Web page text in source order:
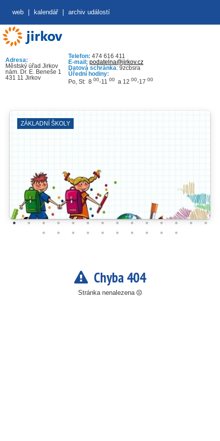
web kalendář archiv událostí
Adresa:
Městský úřad Jirkov
nám. Dr. E. Beneše 1
431 11 Jirkov
Telefon: 474 616 411
E-mail: podatelna@jirkov.cz
Datová schránka: 9zcbsra
Úřední hodiny:
Po, St: 8 00-11 00 a 12 00-17 00
ZÁKLADNÍ ŠKOLY
Chyba 404
Stránka nenalezena